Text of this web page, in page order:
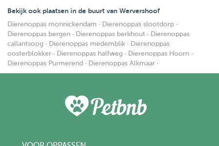
Bekijk ook plaatsen in de buurt van Wervershoof
Dierenoppas monnickendam · Dierenoppas slootdorp ·
Dierenoppas bergen · Dierenoppas berkhout · Dierenoppas
callantsoog · Dierenoppas medemblik · Dierenoppas
oosterblokker · Dierenoppas halfweg · Dierenoppas Hoorn ·
Dierenoppas Purmerend · Dierenoppas Alkmaar ·